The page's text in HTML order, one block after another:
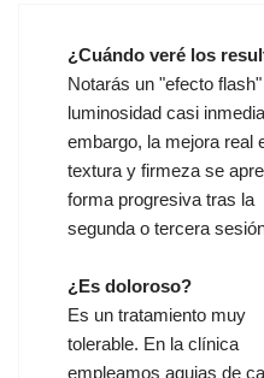
¿Cuándo veré los
Notarás un "efecto
luminosidad casi
embargo, la mejora real
textura y firmeza se
forma progresiva tras la
segunda o tercera
¿Es doloroso?
Es un tratamiento muy
tolerable. En la clínica
empleamos agujas de